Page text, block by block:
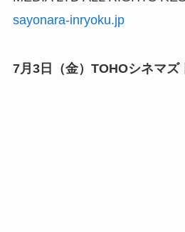
sayonara-inryoku.jp
7月3日（金）TOHOシネマズ